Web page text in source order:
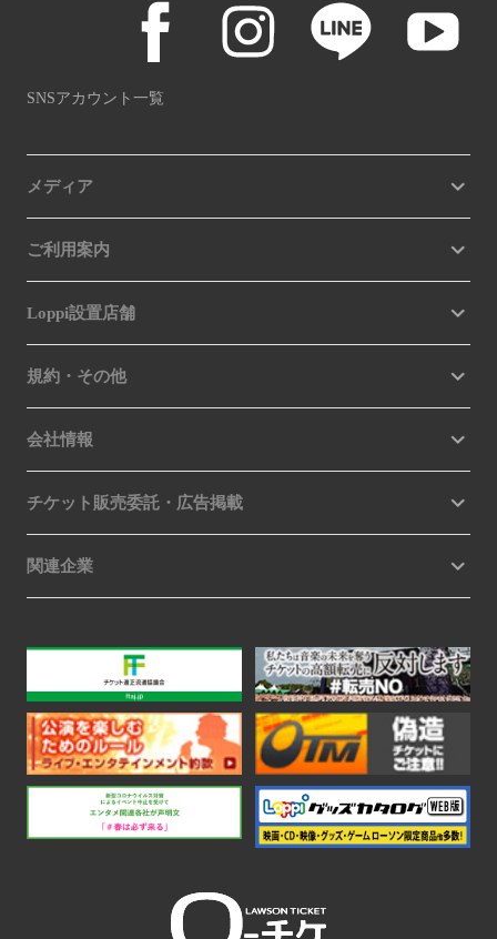
SNSアカウント一覧
メディア
ご利用案内
Loppi設置店舗
規約・その他
会社情報
チケット販売委託・広告掲載
関連企業